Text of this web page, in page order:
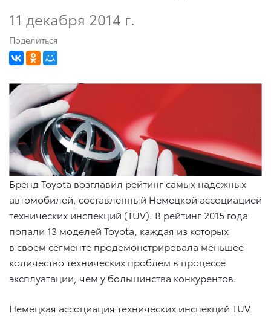
11 декабря 2014 г.
Поделиться
Бренд Toyota возглавил рейтинг самых надежных
автомобилей, составленный Немецкой ассоциацией
технических инспекций (TUV). В рейтинг 2015 года
попали 13 моделей Toyota, каждая из которых
в своем сегменте продемонстрировала меньшее
количество технических проблем в процессе
эксплуатации, чем у большинства конкурентов.
Немецкая ассоциация технических инспекций TUV